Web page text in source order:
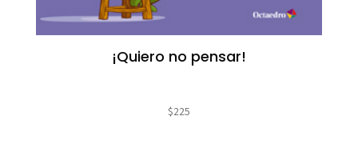
¡Quiero no pensar!
$225